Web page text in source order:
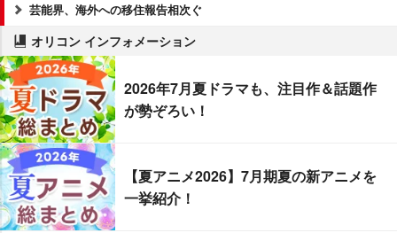
芸能界、海外への移住報告相次ぐ
オリコン インフォメーション
2026年7月夏ドラマも、注目作＆話題作
が勢ぞろい！
【夏アニメ2026】7月期夏の新アニメを
一挙紹介！